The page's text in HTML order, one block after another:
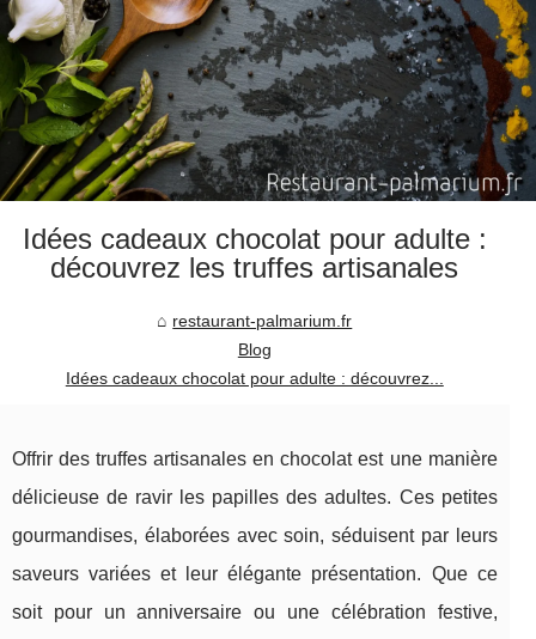
Idées cadeaux chocolat pour adulte :
découvrez les truffes artisanales
restaurant-palmarium.fr
Blog
Idées cadeaux chocolat pour adulte : découvrez...
Offrir des truffes artisanales en chocolat est une manière
délicieuse de ravir les papilles des adultes. Ces petites
gourmandises, élaborées avec soin, séduisent par leurs
saveurs variées et leur élégante présentation. Que ce
soit pour un anniversaire ou une célébration festive,